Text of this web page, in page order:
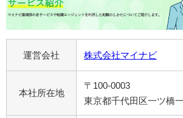
運営会社 株式会社マイナビ
本社所在地
〒100-0003
東京都千代田区一ツ橋